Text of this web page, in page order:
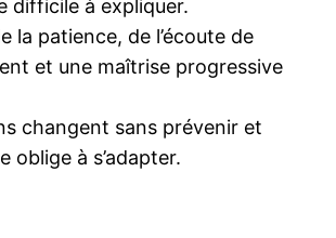
difficile à expliquer.
la patience, de l’écoute de
et une maîtrise progressive
changent sans prévenir et
oblige à s’adapter.